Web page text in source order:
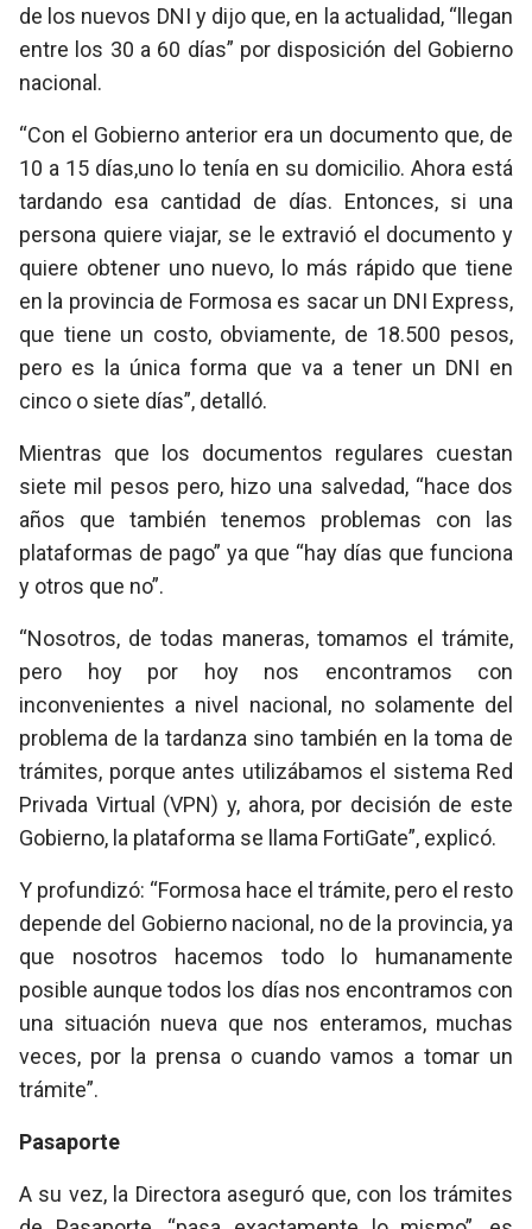
de los nuevos DNI y dijo que, en la actualidad, “llegan
entre los 30 a 60 días” por disposición del Gobierno
nacional.
“Con el Gobierno anterior era un documento que, de
10 a 15 días,uno lo tenía en su domicilio. Ahora está
tardando esa cantidad de días. Entonces, si una
persona quiere viajar, se le extravió el documento y
quiere obtener uno nuevo, lo más rápido que tiene
en la provincia de Formosa es sacar un DNI Express,
que tiene un costo, obviamente, de 18.500 pesos,
pero es la única forma que va a tener un DNI en
cinco o siete días”, detalló.
Mientras que los documentos regulares cuestan
siete mil pesos pero, hizo una salvedad, “hace dos
años que también tenemos problemas con las
plataformas de pago” ya que “hay días que funciona
y otros que no”.
“Nosotros, de todas maneras, tomamos el trámite,
pero hoy por hoy nos encontramos con
inconvenientes a nivel nacional, no solamente del
problema de la tardanza sino también en la toma de
trámites, porque antes utilizábamos el sistema Red
Privada Virtual (VPN) y, ahora, por decisión de este
Gobierno, la plataforma se llama FortiGate”, explicó.
Y profundizó: “Formosa hace el trámite, pero el resto
depende del Gobierno nacional, no de la provincia, ya
que nosotros hacemos todo lo humanamente
posible aunque todos los días nos encontramos con
una situación nueva que nos enteramos, muchas
veces, por la prensa o cuando vamos a tomar un
trámite”.
Pasaporte
A su vez, la Directora aseguró que, con los trámites